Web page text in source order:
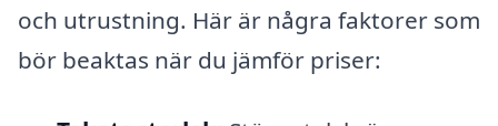
och utrustning. Här är några faktorer som
bör beaktas när du jämför priser: